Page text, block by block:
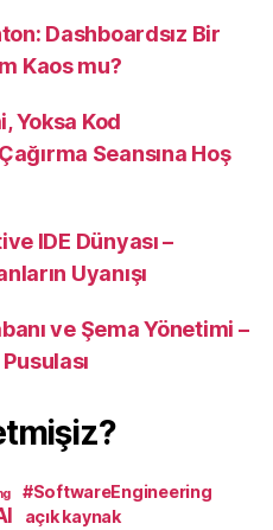
Dashboardsız Bir
Kaos mu?
Yoksa Kod
Seansına Hoş
IDE Dünyası –
Uyanışı
ve Şema Yönetimi –
#SoftwareEngineering
açık kaynak